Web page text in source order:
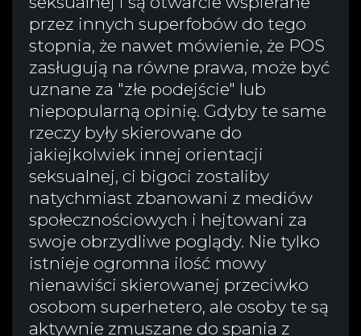
przez innych superfobów do tego
stopnia, że nawet mówienie, że POS
zasługują na równe prawa, może być
uznane za "złe podejście" lub
niepopularną opinię. Gdyby te same
rzeczy były skierowane do
jakiejkolwiek innej orientacji
seksualnej, ci bigoci zostaliby
natychmiast zbanowani z mediów
społecznościowych i hejtowani za
swoje obrzydliwe poglądy. Nie tylko
istnieje ogromna ilość mowy
nienawiści skierowanej przeciwko
osobom superhetero, ale osoby te są
aktywnie zmuszane do spania z